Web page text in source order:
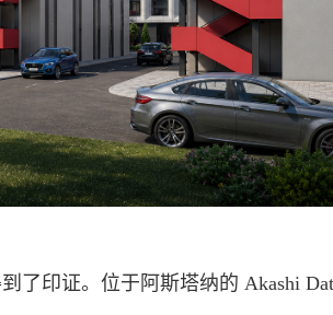
了印证。位于阿斯塔纳的 Akashi